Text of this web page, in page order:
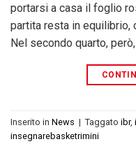
portarsi a casa il foglio
partita resta in equilibrio,
Nel secondo quarto,
Inserito in News | Taggato ibr,
insegnarebasketrimini